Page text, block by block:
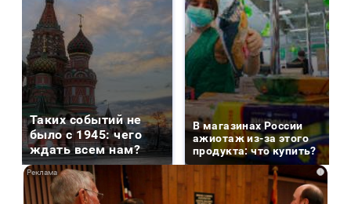
Таких событий не
было с 1945: чего
ждать всем нам?
В магазинах России
ажиотаж из-за этого
продукта: что купить?
i